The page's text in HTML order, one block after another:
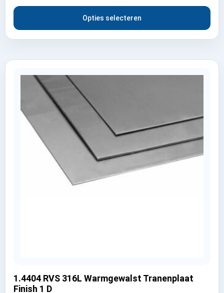
Opties selecteren
1.4404 RVS 316L Warmgewalst Tranenplaat
Finish 1 D